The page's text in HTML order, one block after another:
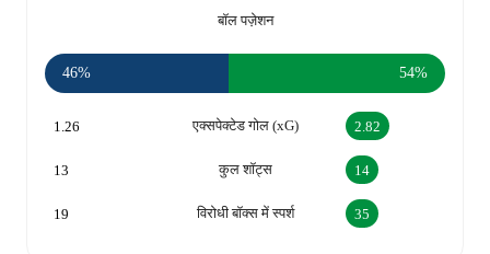
बॉल पज़ेशन
46% 54%
एक्सपेक्टेड गोल (xG)
1.26 2.82
कुल शॉट्स
13 14
विरोधी बॉक्स में स्पर्श
19 35